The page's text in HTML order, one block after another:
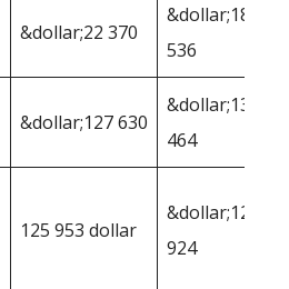
&dollar;22 370
&dollar;18
536
&dollar;127 630
&dollar;131
464
125 953 dollar
&dollar;127
924